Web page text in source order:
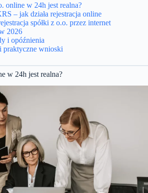
online w 24h jest realna?
– jak działa rejestracja online
spółki z o.o. przez internet
2026
i opóźnienia
praktyczne wnioski
w 24h jest realna?